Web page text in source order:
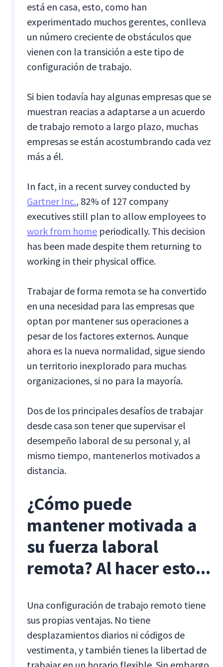
está en casa, esto, como han
experimentado muchos gerentes, conlleva
un número creciente de obstáculos que
vienen con la transición a este tipo de
configuración de trabajo.
Si bien todavía hay algunas empresas que se
muestran reacias a adaptarse a un acuerdo
de trabajo remoto a largo plazo, muchas
empresas se están acostumbrando cada vez
más a él.
In fact, in a recent survey conducted by
Gartner Inc., 82% of 127 company
executives still plan to allow employees to
work from home periodically. This decision
has been made despite them returning to
working in their physical office.
Trabajar de forma remota se ha convertido
en una necesidad para las empresas que
optan por mantener sus operaciones a
pesar de los factores externos. Aunque
ahora es la nueva normalidad, sigue siendo
un territorio inexplorado para muchas
organizaciones, si no para la mayoría.
Dos de los principales desafíos de trabajar
desde casa son tener que supervisar el
desempeño laboral de su personal y, al
mismo tiempo, mantenerlos motivados a
distancia.
¿Cómo puede
mantener motivada a
su fuerza laboral
remota? Al hacer esto...
Una configuración de trabajo remoto tiene
sus propias ventajas. No tiene
desplazamientos diarios ni códigos de
vestimenta, y también tienes la libertad de